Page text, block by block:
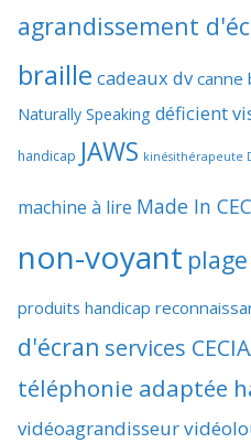
agrandissement
braille cadeaux dv canne
Naturally Speaking déficient
handicap JAWS kinésithérapeute
machine à lire Made In
non-voyant
produits handicap
d'écran services
téléphonie adaptée
vidéoagrandisseur